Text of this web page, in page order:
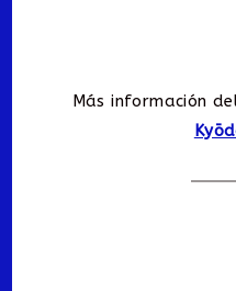
Más información